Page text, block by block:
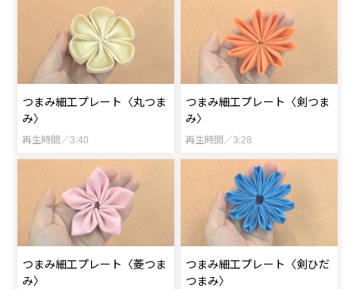
つまみ細工プレート〈丸つま
み〉
再生時間／3:40
つまみ細工プレート〈剣つま
み〉
再生時間／3:28
つまみ細工プレート〈菱つま
み〉
つまみ細工プレート〈剣ひだ
つまみ〉